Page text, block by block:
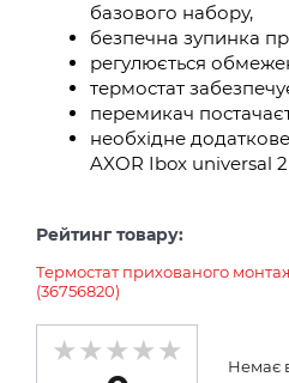
базового набору,
безпечна зупинка
регулюється
термостат
перемикач
необхідне
AXOR Ibox universal
Рейтинг товару:
Термостат прихованого
(36756820)
Немає